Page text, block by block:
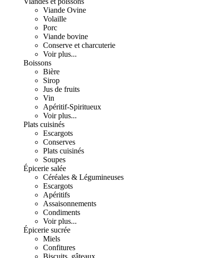
Viande Ovine
Volaille
Porc
Viande bovine
Conserve et charcuterie
Voir plus...
Boissons
Bière
Sirop
Jus de fruits
Vin
Apéritif-Spiritueux
Voir plus...
Plats cuisinés
Escargots
Conserves
Plats cuisinés
Soupes
Épicerie salée
Céréales & Légumineuses
Escargots
Apéritifs
Assaisonnements
Condiments
Voir plus...
Épicerie sucrée
Miels
Confitures
Biscuits, gâteaux